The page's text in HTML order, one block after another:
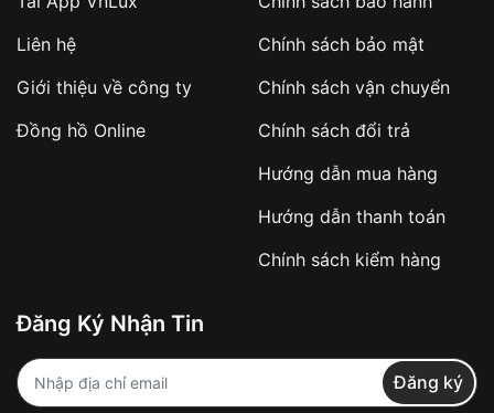
sản phẩm đặc biệt
hàng
Số tiền còn lại thanh toán khi nhận hàng hoặc
✔️ Đảm bảo xử lý đơn hàng nhanh chóng
✔️ Hạn chế tình trạng hủy đơn không mong
Từ khóa SEO:
Liên hệ
Giới thiệu về công ty
Đồng hồ Online
Chính sách bảo mật
Chính sách vận chuyển
Chính sách đổi trả
Hướng dẫn mua hàng
Hướng dẫn thanh toán
Chính sách kiểm hàng
Đăng Ký Nhận Tin
Đăng ký